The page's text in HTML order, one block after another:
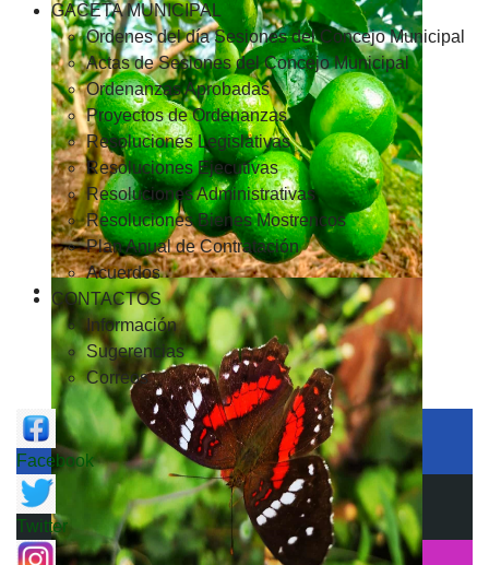
GACETA MUNICIPAL
Ordenes del día Sesiones del Concejo Municipal
Actas de Sesiones del Concejo Municipal
Ordenanzas Aprobadas
Proyectos de Ordenanzas
Resoluciones Legislativas
Resoluciones Ejecutivas
Resoluciones Administrativas
Resoluciones Bienes Mostrencos
Plan Anual de Contratación
Acuerdos
CONTACTOS
Información
Sugerencias
Correos
Facebook
Twitter